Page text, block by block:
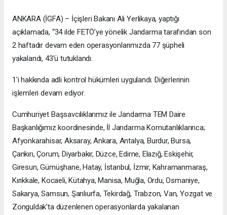
ANKARA (İGFA) – İçişleri Bakanı Ali Yerlikaya, yaptığı
açıklamada, “34 ilde FETÖ’ye yönelik Jandarma tarafından son
2 haftadır devam eden operasyonlarımızda 77 şüpheli
yakalandı, 43'ü tutuklandı.
1'i hakkında adli kontrol hükümleri uygulandı. Diğerlerinin
işlemleri devam ediyor.
Cumhuriyet Başsavcılıklarımız ile Jandarma TEM Daire
Başkanlığımız koordinesinde, İl Jandarma Komutanlıklarınca;
Afyonkarahisar, Aksaray, Ankara, Antalya, Burdur, Bursa,
Çankırı, Çorum, Diyarbakır, Düzce, Edirne, Elazığ, Eskişehir,
Giresun, Gümüşhane, Hatay, İstanbul, İzmir, Kahramanmaraş,
Kırıkkale, Kocaeli, Kütahya, Manisa, Muğla, Ordu, Osmaniye,
Sakarya, Samsun, Şanlıurfa, Tekirdağ, Trabzon, Van, Yozgat ve
Zonguldak'ta düzenlenen operasyonlarda yakalanan